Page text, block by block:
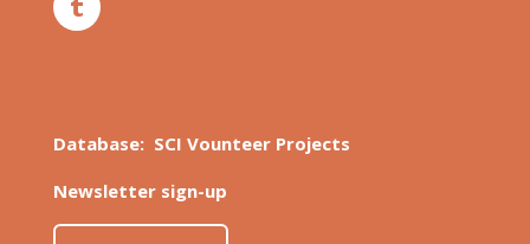
Database: SCI Vounteer Projects
Newsletter sign-up